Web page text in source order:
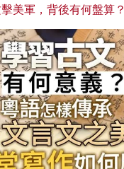
美軍，背後有何盤算？